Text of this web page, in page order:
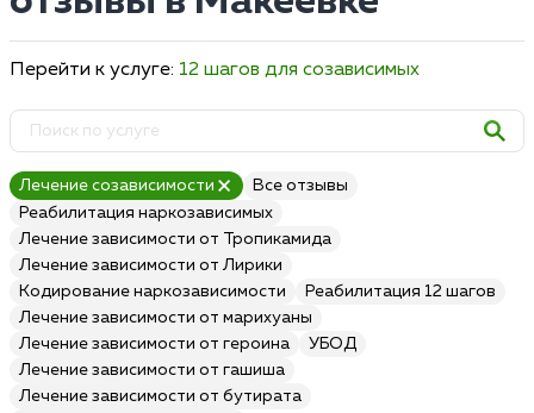
Перейти к услуге: 12 шагов для созависимых
Лечение созависимости
Все отзывы
Реабилитация наркозависимых
Лечение зависимости от Тропикамида
Лечение зависимости от Лирики
Кодирование наркозависимости
Реабилитация 12 шагов
Лечение зависимости от марихуаны
Лечение зависимости от героина
УБОД
Лечение зависимости от гашиша
Лечение зависимости от бутирата